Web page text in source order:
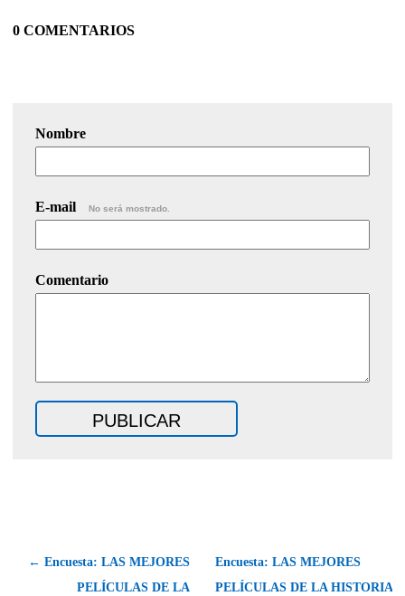
0 COMENTARIOS
Nombre
E-mail No será mostrado.
Comentario
← Encuesta: LAS MEJORES
PELÍCULAS DE LA
Encuesta: LAS MEJORES
PELÍCULAS DE LA HISTORIA